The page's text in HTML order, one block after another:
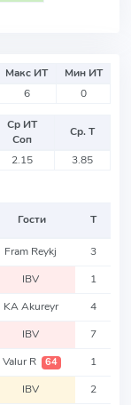
Макс ИТ
Мин ИТ
6 0
Ср ИТ
Соп
Ср. Т
2.15 3.85
Гости Т
Fram Reykj 3
IBV 1
KA Akureyr 4
IBV 7
Valur R 64 1
IBV 2